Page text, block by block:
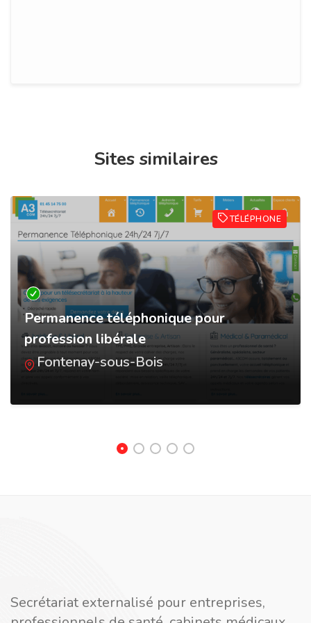
Sites similaires
TÉLÉPHONE
Permanence téléphonique pour
profession libérale
Fontenay-sous-Bois
Secrétariat externalisé pour entreprises,